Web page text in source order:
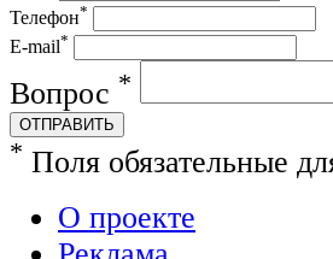
Телефон*
E-mail*
Вопрос *
ОТПРАВИТЬ
* Поля обязательные
О проекте